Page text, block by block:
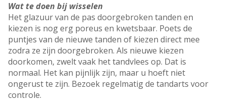
Wat te doen bij wisselen
Het glazuur van de pas doorgebroken tanden en
kiezen is nog erg poreus en kwetsbaar. Poets de
puntjes van de nieuwe tanden of kiezen direct mee
zodra ze zijn doorgebroken. Als nieuwe kiezen
doorkomen, zwelt vaak het tandvlees op. Dat is
normaal. Het kan pijnlijk zijn, maar u hoeft niet
ongerust te zijn. Bezoek regelmatig de tandarts voor
controle.